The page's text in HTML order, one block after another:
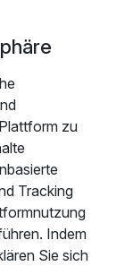
p.P. ab107,50 €
und zum
und die
und bieten
leibliche Wohl
internationale,
Hotelbar
zu
Tracking
Indem
Sie sich